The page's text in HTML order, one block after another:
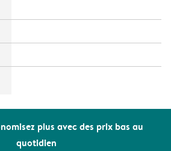
plus avec des prix bas au
quotidien